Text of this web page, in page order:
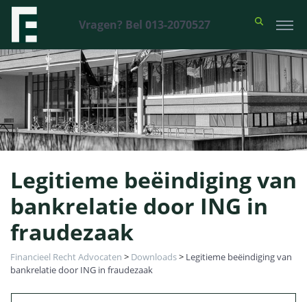
Vragen? Bel 013-2070527
Legitieme beëindiging van
bankrelatie door ING in
fraudezaak
Financieel Recht Advocaten > Downloads> Legitieme beëindiging van
bankrelatie door ING in fraudezaak